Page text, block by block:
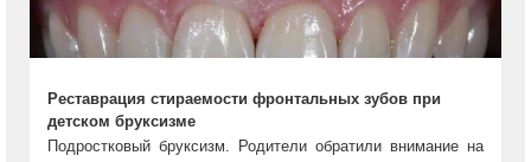
Реставрация стираемости фронтальных зубов при
детском бруксизме
Подростковый бруксизм. Родители обратили внимание на